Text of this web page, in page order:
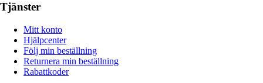
Tjänster
Mitt konto
Hjälpcenter
Följ min beställning
Returnera min beställning
Rabattkoder